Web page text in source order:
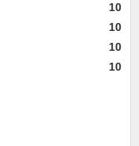
10
10
10
10